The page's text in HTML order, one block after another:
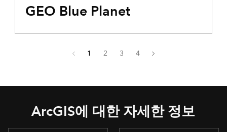
GEO Blue Planet
ArcGIS에 대한 자세한 정보